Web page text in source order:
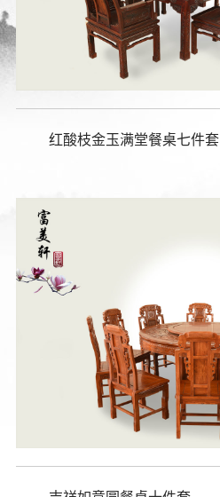
红酸枝金玉满堂餐桌七件套